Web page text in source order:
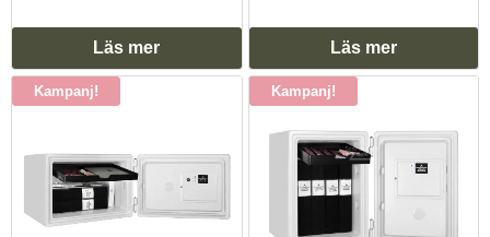
Läs mer Läs mer
Kampanj! Kampanj!